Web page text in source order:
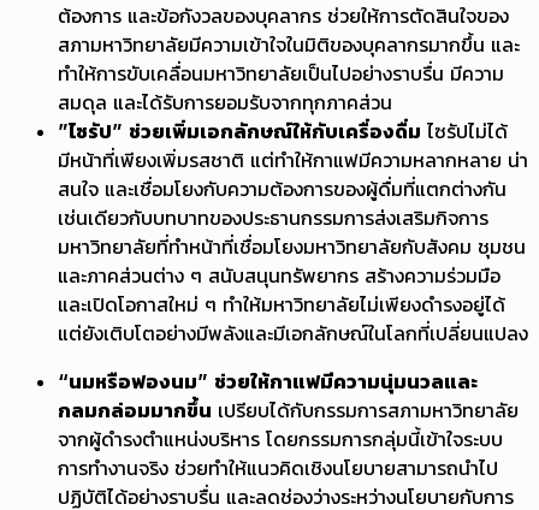
ต้องการ และข้อกังวลของบุคลากร ช่วยให้การตัดสินใจของ
สภามหาวิทยาลัยมีความเข้าใจในมิติของบุคลากรมากขึ้น และ
ทำให้การขับเคลื่อนมหาวิทยาลัยเป็นไปอย่างราบรื่น มีความ
สมดุล และได้รับการยอมรับจากทุกภาคส่วน
”ไซรัป” ช่วยเพิ่มเอกลักษณ์ให้กับเครื่องดื่ม ไซรัปไม่ได้
มีหน้าที่เพียงเพิ่มรสชาติ แต่ทำให้กาแฟมีความหลากหลาย น่า
สนใจ และเชื่อมโยงกับความต้องการของผู้ดื่มที่แตกต่างกัน
เช่นเดียวกับบทบาทของประธานกรรมการส่งเสริมกิจการ
มหาวิทยาลัยที่ทำหน้าที่เชื่อมโยงมหาวิทยาลัยกับสังคม ชุมชน
และภาคส่วนต่าง ๆ สนับสนุนทรัพยากร สร้างความร่วมมือ
และเปิดโอกาสใหม่ ๆ ทำให้มหาวิทยาลัยไม่เพียงดำรงอยู่ได้
แต่ยังเติบโตอย่างมีพลังและมีเอกลักษณ์ในโลกที่เปลี่ยนแปลง
“นมหรือฟองนม” ช่วยให้กาแฟมีความนุ่มนวลและ
กลมกล่อมมากขึ้น เปรียบได้กับกรรมการสภามหาวิทยาลัย
จากผู้ดำรงตำแหน่งบริหาร โดยกรรมการกลุ่มนี้เข้าใจระบบ
การทำงานจริง ช่วยทำให้แนวคิดเชิงนโยบายสามารถนำไป
ปฏิบัติได้อย่างราบรื่น และลดช่องว่างระหว่างนโยบายกับการ